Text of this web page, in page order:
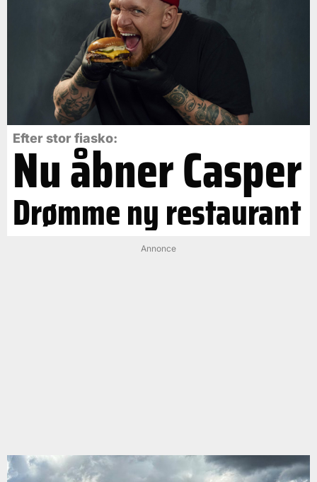
Efter stor fiasko:
Nu åbner Casper
Drømme ny restaurant
Annonce